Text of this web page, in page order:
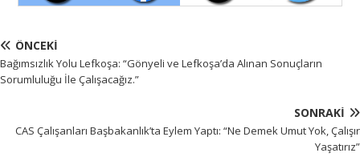
ÖNCEKI
Bağımsızlık Yolu Lefkoşa: “Gönyeli ve Lefkoşa’da Alınan Sonuçların
Sorumluluğu İle Çalışacağız.”
SONRAKI
CAS Çalışanları Başbakanlık’ta Eylem Yaptı: “Ne Demek Umut Yok, Çalışır
Yaşatırız”